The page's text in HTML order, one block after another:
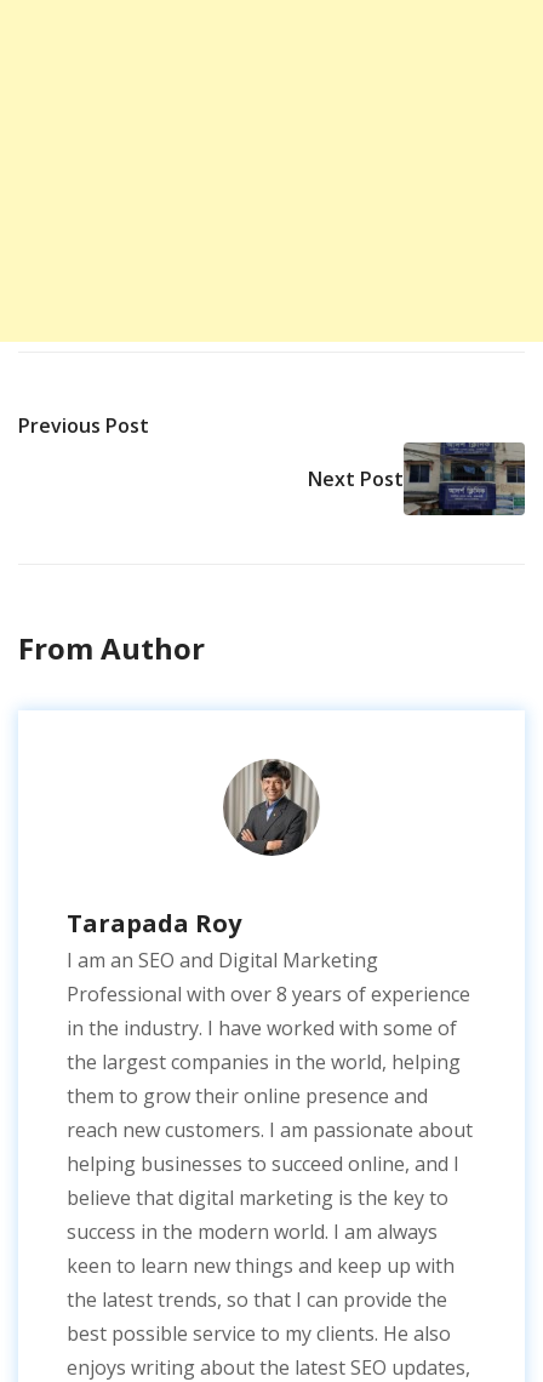
Previous Post
Next Post
From Author
Tarapada Roy
I am an SEO and Digital Marketing
Professional with over 8 years of experience
in the industry. I have worked with some of
the largest companies in the world, helping
them to grow their online presence and
reach new customers. I am passionate about
helping businesses to succeed online, and I
believe that digital marketing is the key to
success in the modern world. I am always
keen to learn new things and keep up with
the latest trends, so that I can provide the
best possible service to my clients. He also
enjoys writing about the latest SEO updates,